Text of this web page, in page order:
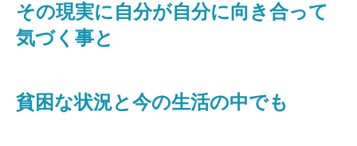
その現実に自分が自分に向き合って
気づく事と
貧困な状況と今の生活の中でも